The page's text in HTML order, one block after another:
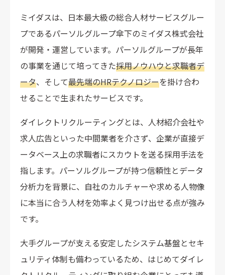
採用コストを事前に確定させたい企業
採用だけでなく組織分析・人材育成も並行したい企業
ミイダスの導入に向いていない企業
ハイクラス・専門職のピンポイント採用が最優先の企業
地域を限定した採用を重視する企業
ミイダスは、日本最大級の総合人材サービスグルー
プであるパーソルグループ傘下のミイダス株式会社
が開発・運営しています。パーソルグループが長年
の事業を通じて培ってきた採用ノウハウと求職者デ
ータ、そして最先端のHRテクノロジーを掛け合わ
せることで生まれたサービスです。
ダイレクトリクルーティングとは、人材紹介会社や
求人広告といった中間業者を介さず、企業が直接デ
ータベース上の求職者にスカウトを送る採用手法を
指します。パーソルグループが持つ信頼性とデータ
分析力を背景に、自社のカルチャーや求める人物像
に本当に合う人材を効率よく見つけ出せる点が強み
です。
大手グループが支える安定したシステム基盤とセキ
ュリティ体制も備わっているため、はじめてダイレ